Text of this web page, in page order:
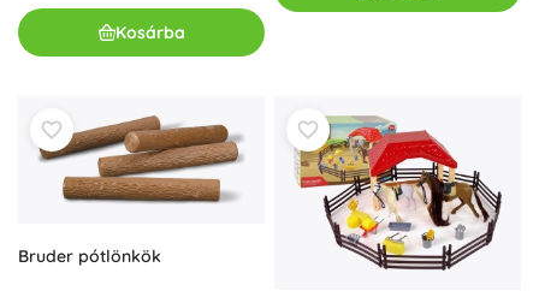
Kosárba
Bruder pótlönkök